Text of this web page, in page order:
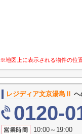
※地図上に表示される物件の位
レジディア文京湯島Ⅱ へ
0120-
10:00～19:00